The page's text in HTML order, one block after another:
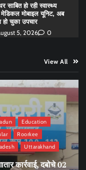
हो रही स्वास्थ्य
मेडिकल मोबाइल यूनिट, अब
चुका उपचार
5, 2026 0
View All
Education
Roorkee
Uttarakhand
कार्रवाई, दबोचे 02